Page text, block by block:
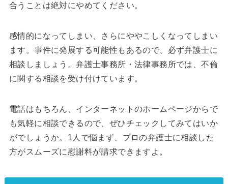
合うことは絶対にやめてください。
感情的になってしまい、さらにややこしくなってしまい
ます。事件に発展する可能性もあるので、必ず弁護士に
相談しましょう。弁護士事務所・法律事務所では、不倫
に関する相談を受け付けています。
電話はもちろん、インターネットのホームページからで
も気軽に相談できるので、ぜひチェックしてみてはいか
がでしょうか。1人で悩まず、プロの弁護士に相談した
方がスムーズに慰謝料が請求できますよ。